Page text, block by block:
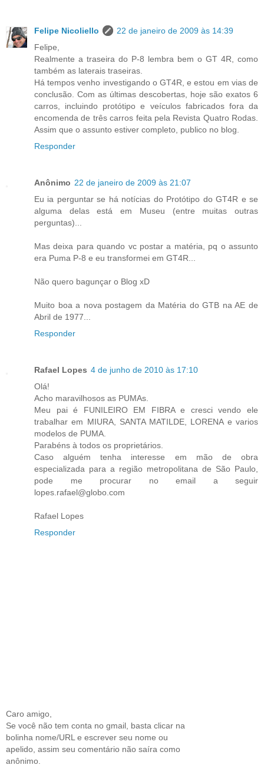
Felipe Nicoliello
22 de janeiro de 2009 às 14:39
Felipe,
Realmente a traseira do P-8 lembra bem o GT 4R, como
também as laterais traseiras.
Há tempos venho investigando o GT4R, e estou em vias de
conclusão. Com as últimas descobertas, hoje são exatos 6
carros, incluindo protótipo e veículos fabricados fora da
encomenda de três carros feita pela Revista Quatro Rodas.
Assim que o assunto estiver completo, publico no blog.
Responder
Anônimo 22 de janeiro de 2009 às 21:07
Eu ia perguntar se há notícias do Protótipo do GT4R e se
alguma delas está em Museu (entre muitas outras
perguntas)...
Mas deixa para quando vc postar a matéria, pq o assunto
era Puma P-8 e eu transformei em GT4R...
Não quero bagunçar o Blog xD
Muito boa a nova postagem da Matéria do GTB na AE de
Abril de 1977...
Responder
Rafael Lopes 4 de junho de 2010 às 17:10
Olá!
Acho maravilhosos as PUMAs.
Meu pai é FUNILEIRO EM FIBRA e cresci vendo ele
trabalhar em MIURA, SANTA MATILDE, LORENA e varios
modelos de PUMA.
Parabéns à todos os proprietários.
Caso alguém tenha interesse em mão de obra
especializada para a região metropolitana de São Paulo,
pode me procurar no email a seguir
lopes.rafael@globo.com
Rafael Lopes
Responder
Caro amigo,
Se você não tem conta no gmail, basta clicar na
bolinha nome/URL e escrever seu nome ou
apelido, assim seu comentário não saíra como
anônimo.